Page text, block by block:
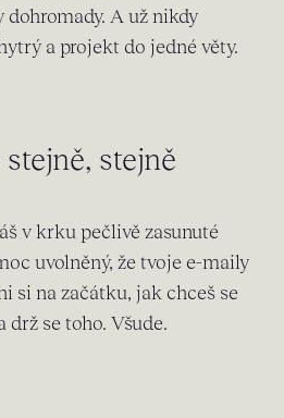
A už nikdy
a projekt do jedné věty.
stejně
v krku pečlivě zasunuté
uvolněný, že tvoje e-maily
si na začátku, jak chceš se
se toho. Všude.